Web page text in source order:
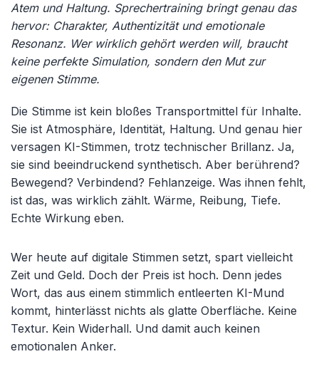
Atem und Haltung. Sprechertraining bringt genau das
hervor: Charakter, Authentizität und emotionale
Resonanz. Wer wirklich gehört werden will, braucht
keine perfekte Simulation, sondern den Mut zur
eigenen Stimme.
Die Stimme ist kein bloßes Transportmittel für Inhalte.
Sie ist Atmosphäre, Identität, Haltung. Und genau hier
versagen KI-Stimmen, trotz technischer Brillanz. Ja,
sie sind beeindruckend synthetisch. Aber berührend?
Bewegend? Verbindend? Fehlanzeige. Was ihnen fehlt,
ist das, was wirklich zählt. Wärme, Reibung, Tiefe.
Echte Wirkung eben.
Wer heute auf digitale Stimmen setzt, spart vielleicht
Zeit und Geld. Doch der Preis ist hoch. Denn jedes
Wort, das aus einem stimmlich entleerten KI-Mund
kommt, hinterlässt nichts als glatte Oberfläche. Keine
Textur. Kein Widerhall. Und damit auch keinen
emotionalen Anker.